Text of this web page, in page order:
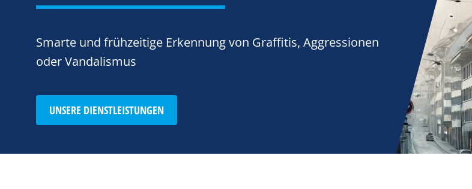
Smarte und frühzeitige Erkennung von Graffitis, Aggressionen
oder Vandalismus
UNSERE DIENSTLEISTUNGEN